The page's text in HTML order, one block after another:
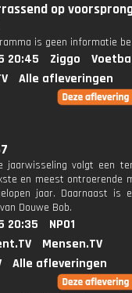
op
is geen informatie
20:45 Ziggo
Alle afleveringen
jaarwisseling volgt een
en meest ontroerende
jaar. Daarnaast is
Douwe Bob.
20:35
NPO1
Mensen.TV
Alle afleveringen